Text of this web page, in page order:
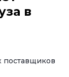
в
поставщиков